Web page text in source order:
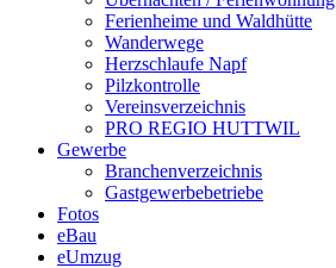
Ferienheime und Waldhütte
Wanderwege
Herzschlaufe Napf
Pilzkontrolle
Vereinsverzeichnis
PRO REGIO HUTTWIL
Gewerbe
Branchenverzeichnis
Gastgewerbebetriebe
Fotos
eBau
eUmzug